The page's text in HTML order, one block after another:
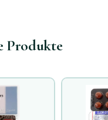
Produkte